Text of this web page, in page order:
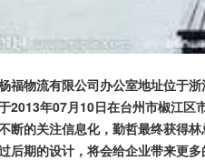
福物流有限公司办公室地址位于
2013年07月10日在台州市椒江区
断的关注信息化，勤哲最终获得
后期的设计，将会给企业带来更多